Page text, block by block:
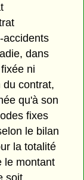
accidents
dans
ni
du contrat,
qu'à son
fixes
le bilan
la totalité
le montant
soit